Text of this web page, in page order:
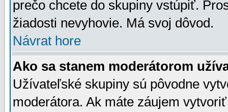
prečo chcete do skupiny vstúpiť.
žiadosti nevyhovie. Má svoj dôvod.
Návrat hore
Ako sa stanem moderátorom
Užívateľské skupiny sú pôvodne
moderátora. Ak máte záujem